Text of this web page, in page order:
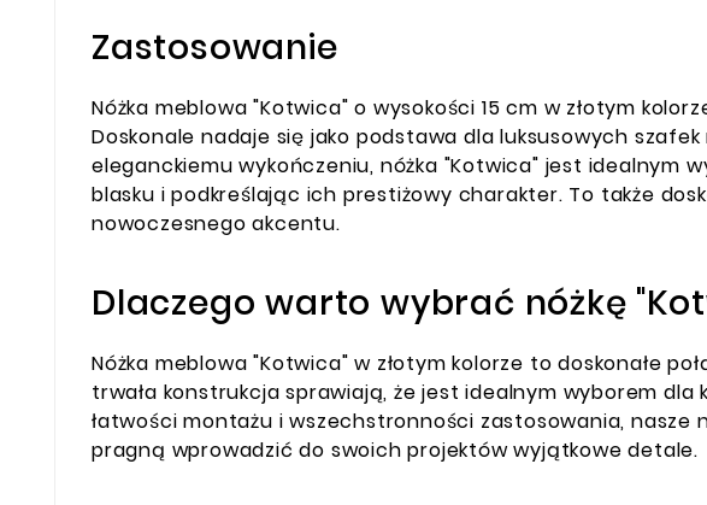
Zastosowanie
Nóżka meblowa "Kotwica" o wysokości 15 cm w złotym
Doskonale nadaje się jako podstawa dla luksusowych
eleganckiemu wykończeniu, nóżka "Kotwica" jest idealnym
blasku i podkreślając ich prestiżowy charakter. To także
nowoczesnego akcentu.
Dlaczego warto wybrać nóżkę
Nóżka meblowa "Kotwica" w złotym kolorze to doskonałe
trwała konstrukcja sprawiają, że jest idealnym wyborem
łatwości montażu i wszechstronności zastosowania,
pragną wprowadzić do swoich projektów wyjątkowe detale.